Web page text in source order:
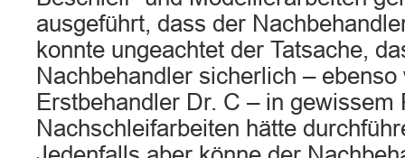
ausgeführt, dass der
konnte ungeachtet der Tatsache,
Nachbehandler sicherlich – ebenso
Erstbehandler Dr. C – in gewissem
Nachschleifarbeiten hätte